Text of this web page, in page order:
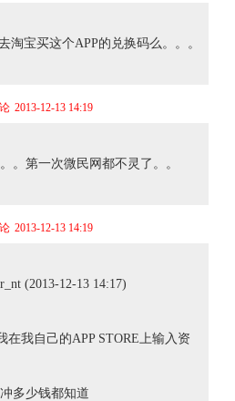
宝买这个APP的兑换码么。。。
2013-12-13 14:19
第一次微民网都不灵了。。
2013-12-13 14:19
(2013-12-13 14:17)
我自己的APP STORE上输入资
多少钱都知道